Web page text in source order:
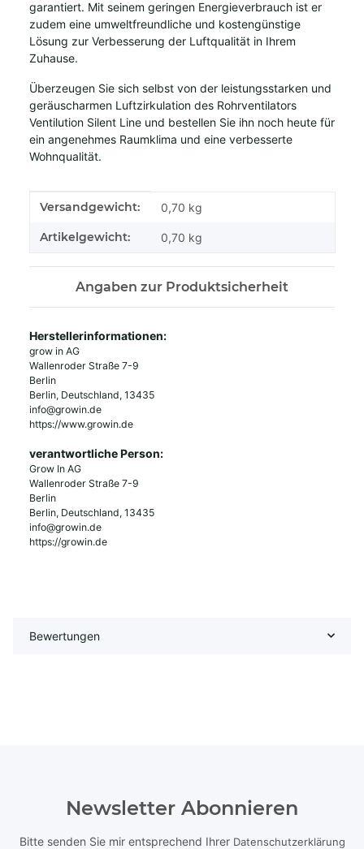
garantiert. Mit seinem geringen Energieverbrauch ist er
zudem eine umweltfreundliche und kostengünstige
Lösung zur Verbesserung der Luftqualität in Ihrem
Zuhause.
Überzeugen Sie sich selbst von der leistungsstarken und
geräuscharmen Luftzirkulation des Rohrventilators
Ventilution Silent Line und bestellen Sie ihn noch heute für
ein angenehmes Raumklima und eine verbesserte
Wohnqualität.
Produkteigenschaft
Wert
Versandgewicht: 0,70 kg
Artikelgewicht: 0,70 kg
Angaben zur Produktsicherheit
Herstellerinformationen:
grow in AG
Wallenroder Straße 7-9
Berlin
Berlin, Deutschland, 13435
info@growin.de
https://www.growin.de
verantwortliche Person:
Grow In AG
Wallenroder Straße 7-9
Berlin
Berlin, Deutschland, 13435
info@growin.de
https://growin.de
Bewertungen
Newsletter Abonnieren
Bitte senden Sie mir entsprechend Ihrer Datenschutzerklärung